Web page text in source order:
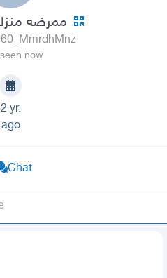
ممرضه منزليه
now
2 yr.
ago
Chat